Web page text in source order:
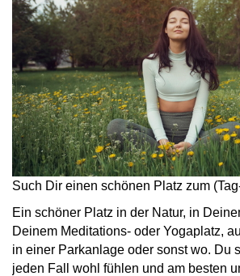
Such Dir einen schönen Platz zum
Ein schöner Platz in der Natur, in
Deinem Meditations- oder Yogaplatz,
in einer Parkanlage oder sonst wo. Du
jeden Fall wohl fühlen und am besten